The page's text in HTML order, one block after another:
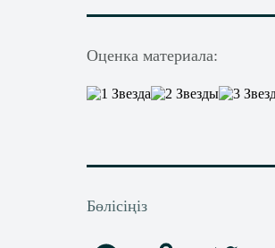
Оценка материала:
Бөлісіңіз